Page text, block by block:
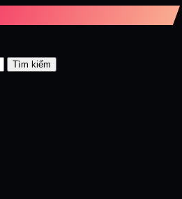
Tìm kiếm